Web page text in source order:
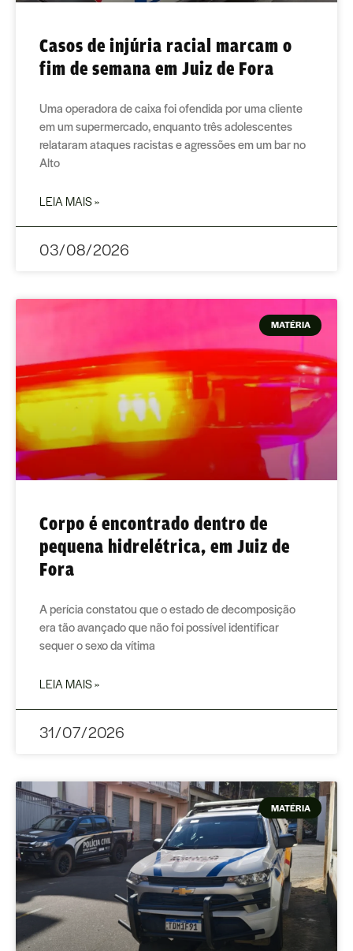
Casos de injúria racial marcam o
fim de semana em Juiz de Fora
Uma operadora de caixa foi ofendida por uma cliente
em um supermercado, enquanto três adolescentes
relataram ataques racistas e agressões em um bar no
Alto
LEIA MAIS »
03/08/2026
MATÉRIA
Corpo é encontrado dentro de
pequena hidrelétrica, em Juiz de
Fora
A perícia constatou que o estado de decomposição
era tão avançado que não foi possível identificar
sequer o sexo da vítima
LEIA MAIS »
31/07/2026
MATÉRIA